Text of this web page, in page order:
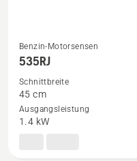
Mehr
Details
zu
535RJ
anzeigen
Benzin-Motorsensen
535RJ
Schnittbreite
45 cm
Ausgangsleistung
1.4 kW